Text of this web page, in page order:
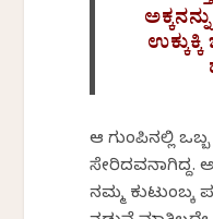
ಆ ಗುಂಪಿನಲ್ಲಿ
ಸೇರಿದವನಾಗಿದ್ದ.
ನಮ್ಮ ಕುಟುಂಬಕ್ಕೆ